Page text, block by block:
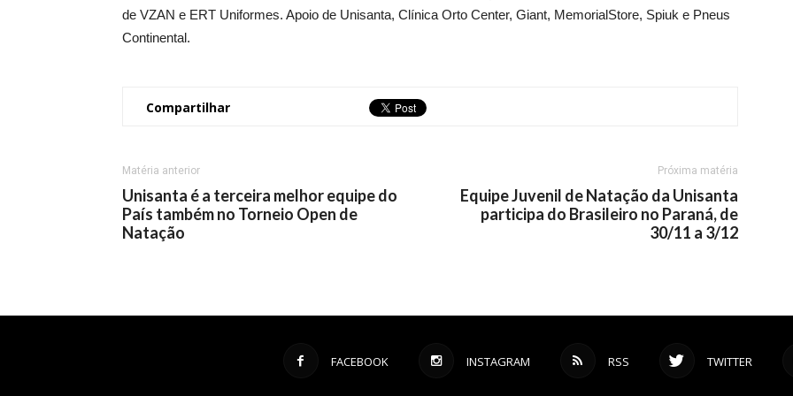
de VZAN e ERT Uniformes. Apoio de Unisanta, Clínica Orto Center, Giant, MemorialStore, Spiuk e Pneus
Continental.
Compartilhar
Matéria anterior
Unisanta é a terceira melhor equipe do
País também no Torneio Open de
Natação
Próxima matéria
Equipe Juvenil de Natação da Unisanta
participa do Brasileiro no Paraná, de
30/11 a 3/12
FACEBOOK INSTAGRAM RSS TWITTER